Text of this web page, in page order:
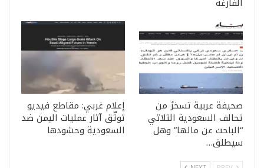
صحيفة عربية تسخرُ من
تحالف السعودية الثلاثي
“الباحث عن مالها” وهل
سيطلق…
إعلام غربي: مقاطع فيديو
توثّق آثار عمليات اليمن ضد
السعودية وحشودها